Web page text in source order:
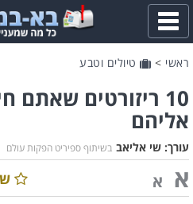
פתח
תפריט
ראשי > טיולים וטבע
10 ריזורטים שאתם
אליהם
בשיתוף ספיריט הפקות עולם עורך: שי אליאב
א א